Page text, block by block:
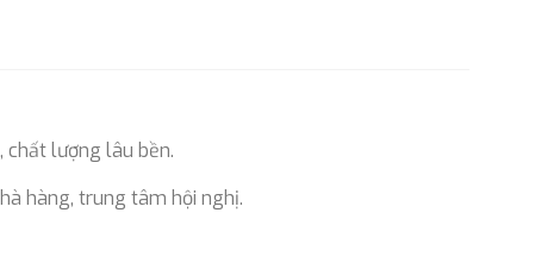
chất lượng lâu bền.
hàng, trung tâm hội nghị.